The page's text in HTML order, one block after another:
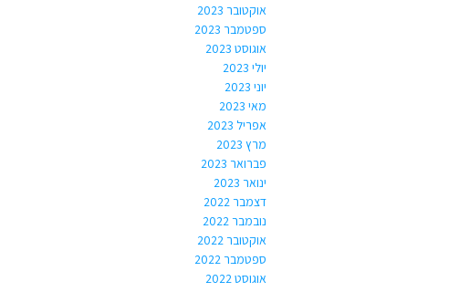
אוקטובר 2023
ספטמבר 2023
אוגוסט 2023
יולי 2023
יוני 2023
מאי 2023
אפריל 2023
מרץ 2023
פברואר 2023
ינואר 2023
דצמבר 2022
נובמבר 2022
אוקטובר 2022
ספטמבר 2022
אוגוסט 2022